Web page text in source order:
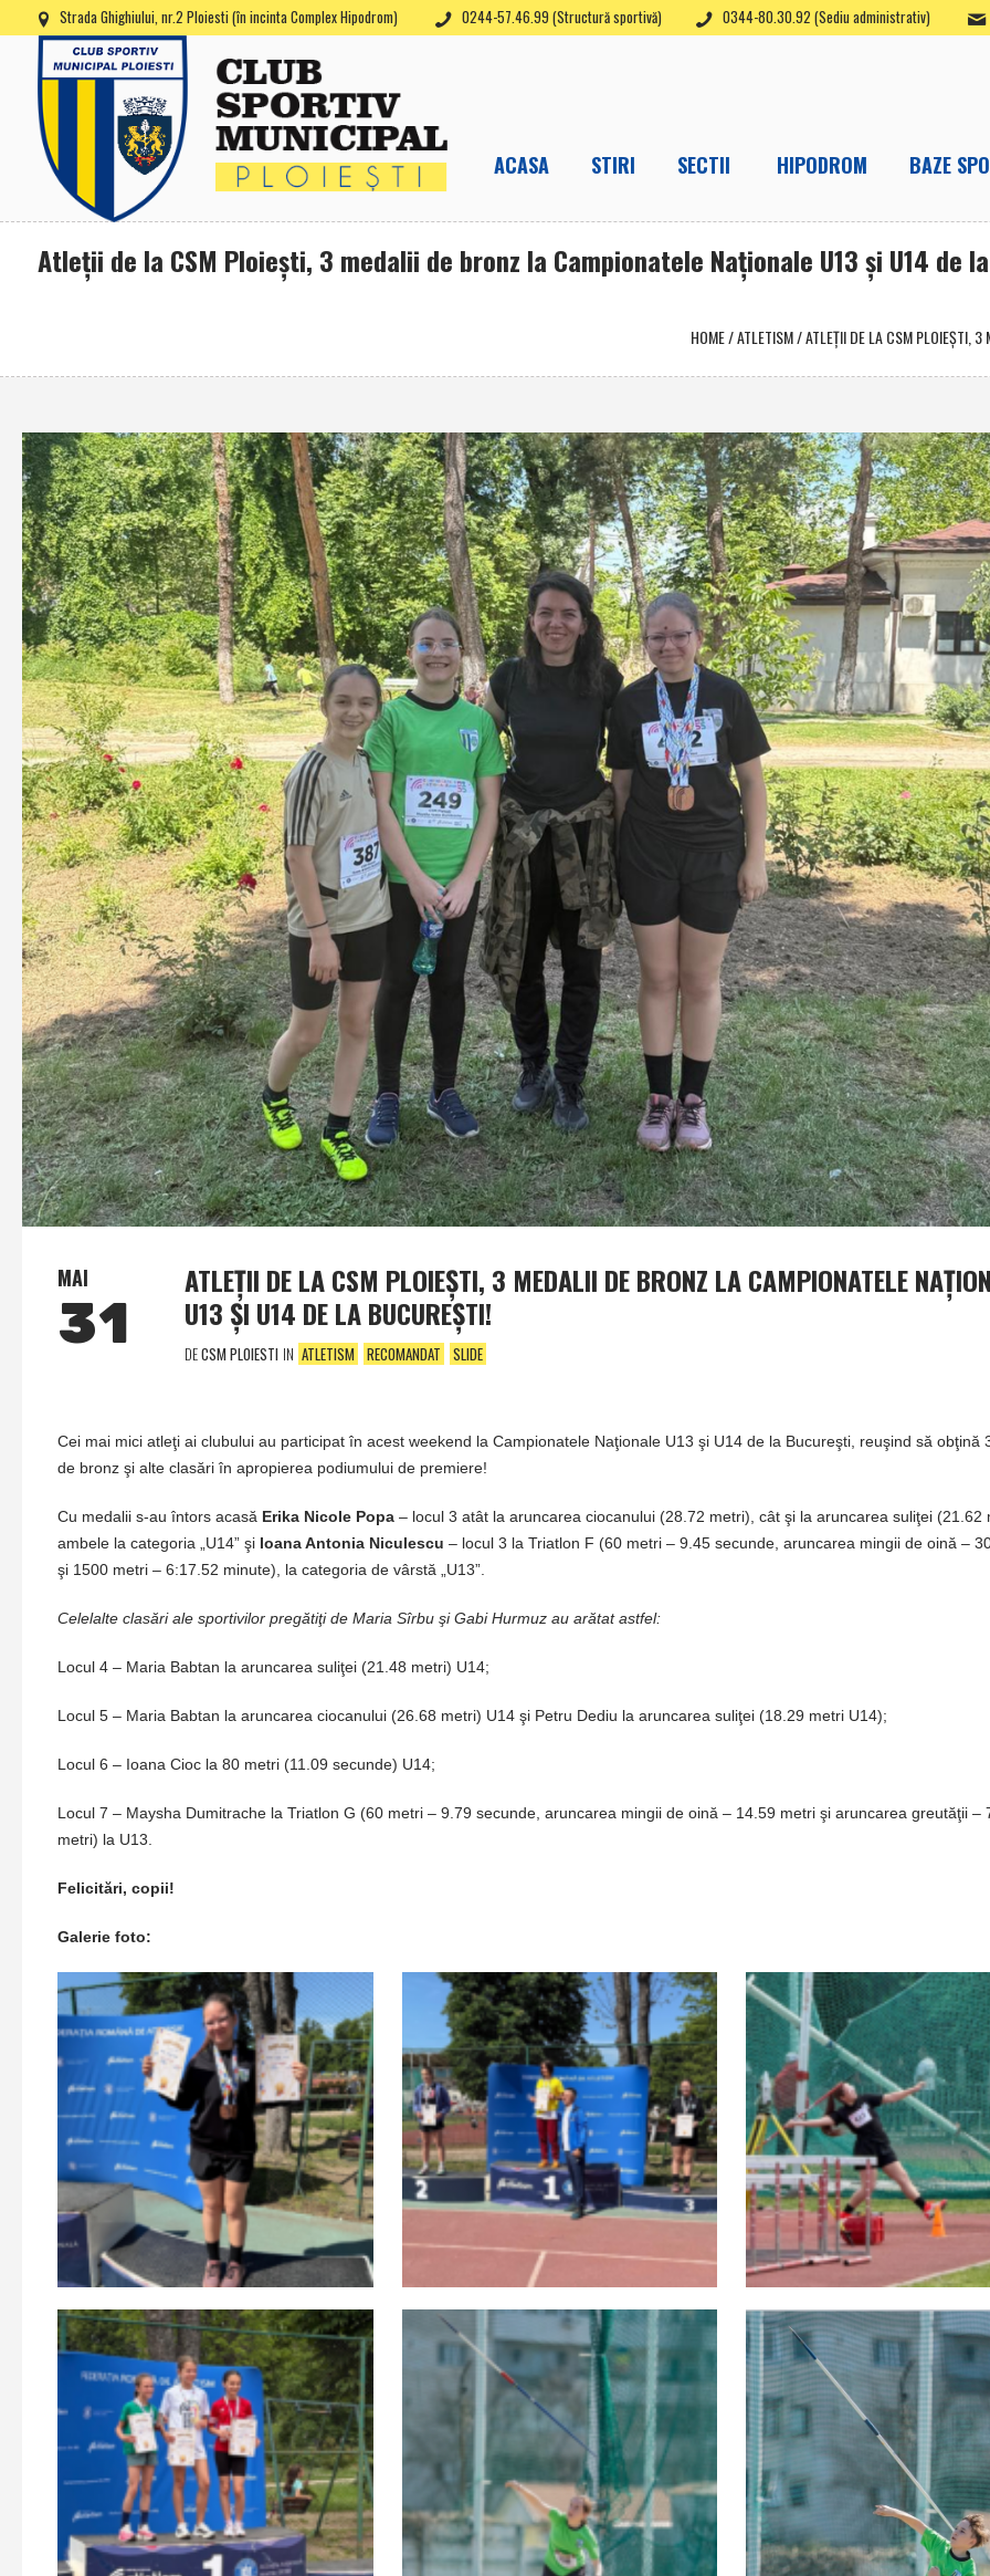
Strada Ghighiului, nr.2 Ploiesti (în incinta Complex Hipodrom) 0244-57.46.99 (Structură sportivă) 0344-80.30.92 (Sediu administrativ)
ACASA STIRI SECTII HIPODROM BAZE
Atleţii de la CSM Ploieşti, 3 medalii de bronz la Campionatele Naţionale U13 şi U14 de
HOME/ATLETISM/ATLEŢII DE LA CSM PLOIEŞTI,
MAI
31
ATLEŢII DE LA CSM PLOIEŞTI, 3 MEDALII DE BRONZ LA CAMPIONATELE
U13 ŞI U14 DE LA BUCUREŞTI!
DECSM PLOIESTI IN ATLETISM RECOMANDAT SLIDE
Cei mai mici atleţi ai clubului au participat în acest weekend la Campionatele Naţionale U13 şi U14 de la Bucureşti, reuşind să obţină
de bronz şi alte clasări în apropierea podiumului de premiere!
Cu medalii s-au întors acasă Erika Nicole Popa – locul 3 atât la aruncarea ciocanului (28.72 metri), cât şi la aruncarea suliţei (21.62
ambele la categoria „U14” şi Ioana Antonia Niculescu – locul 3 la Triatlon F (60 metri – 9.45 secunde, aruncarea mingii de oină –
şi 1500 metri – 6:17.52 minute), la categoria de vârstă „U13”.
Celelalte clasări ale sportivilor pregătiţi de Maria Sîrbu şi Gabi Hurmuz au arătat astfel:
Locul 4 – Maria Babtan la aruncarea suliţei (21.48 metri) U14;
Locul 5 – Maria Babtan la aruncarea ciocanului (26.68 metri) U14 şi Petru Dediu la aruncarea suliţei (18.29 metri U14);
Locul 6 – Ioana Cioc la 80 metri (11.09 secunde) U14;
Locul 7 – Maysha Dumitrache la Triatlon G (60 metri – 9.79 secunde, aruncarea mingii de oină – 14.59 metri şi aruncarea greutăţii –
metri) la U13.
Felicitări, copii!
Galerie foto: